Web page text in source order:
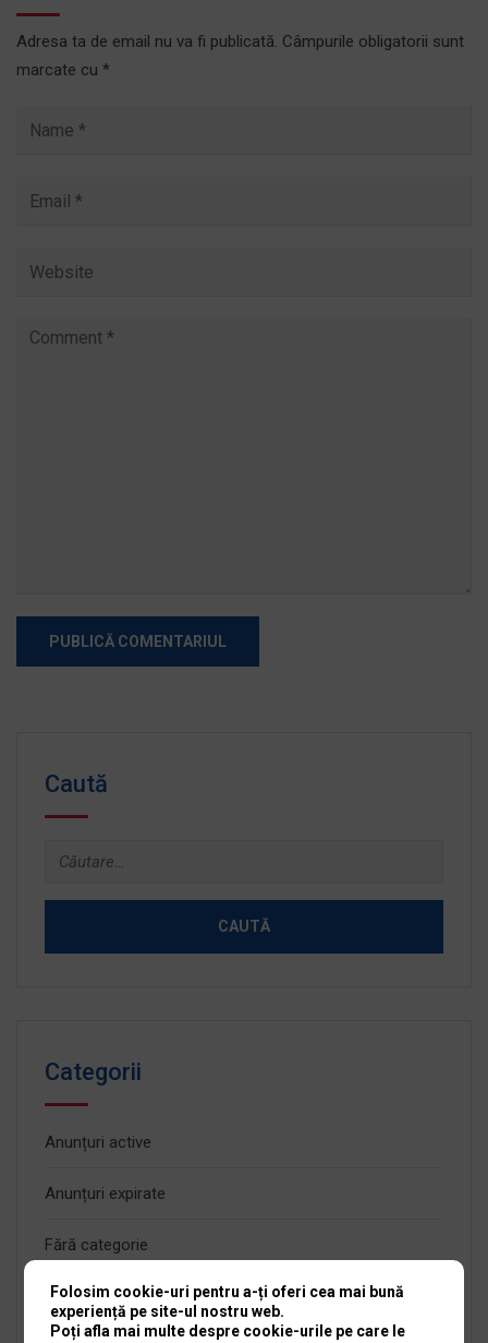
Adresa ta de email nu va fi publicată. Câmpurile obligatorii sunt
marcate cu *
Caută
Caută
Categorii
Anunțuri active
Anunțuri expirate
Fără categorie
Informații serioase
Folosim cookie-uri pentru a-ți oferi cea mai bună
experiență pe site-ul nostru web.
Poți afla mai multe despre cookie-urile pe care le